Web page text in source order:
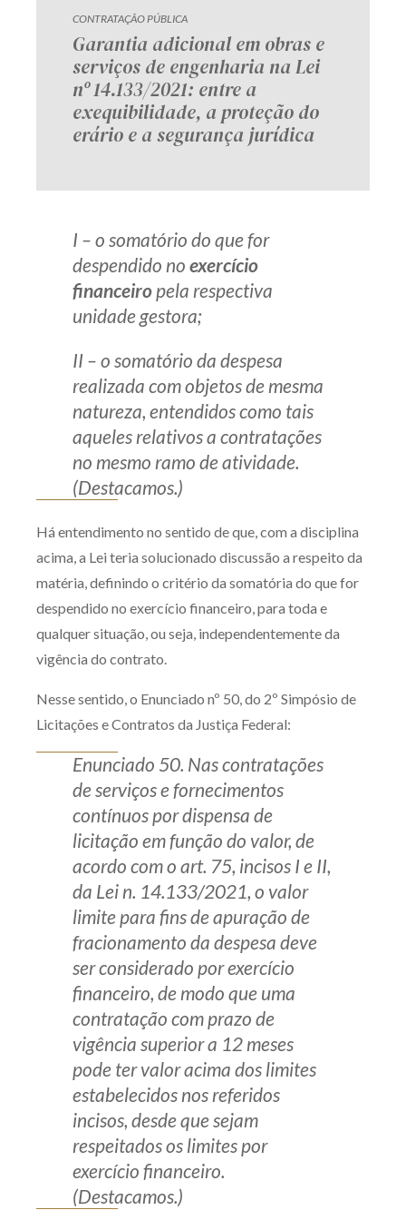
CONTRATAÇÃO PÚBLICA
Garantia adicional em obras e
serviços de engenharia na Lei
nº 14.133/2021: entre a
exequibilidade, a proteção do
erário e a segurança jurídica
I – o somatório do que for
despendido no exercício
financeiro pela respectiva
unidade gestora;
II – o somatório da despesa
realizada com objetos de mesma
natureza, entendidos como tais
aqueles relativos a contratações
no mesmo ramo de atividade.
(Destacamos.)
Há entendimento no sentido de que, com a disciplina
acima, a Lei teria solucionado discussão a respeito da
matéria, definindo o critério da somatória do que for
despendido no exercício financeiro, para toda e
qualquer situação, ou seja, independentemente da
vigência do contrato.
Nesse sentido, o Enunciado nº 50, do 2º Simpósio de
Licitações e Contratos da Justiça Federal:
Enunciado 50. Nas contratações
de serviços e fornecimentos
contínuos por dispensa de
licitação em função do valor, de
acordo com o art. 75, incisos I e II,
da Lei n. 14.133/2021, o valor
limite para fins de apuração de
fracionamento da despesa deve
ser considerado por exercício
financeiro, de modo que uma
contratação com prazo de
vigência superior a 12 meses
pode ter valor acima dos limites
estabelecidos nos referidos
incisos, desde que sejam
respeitados os limites por
exercício financeiro.
(Destacamos.)